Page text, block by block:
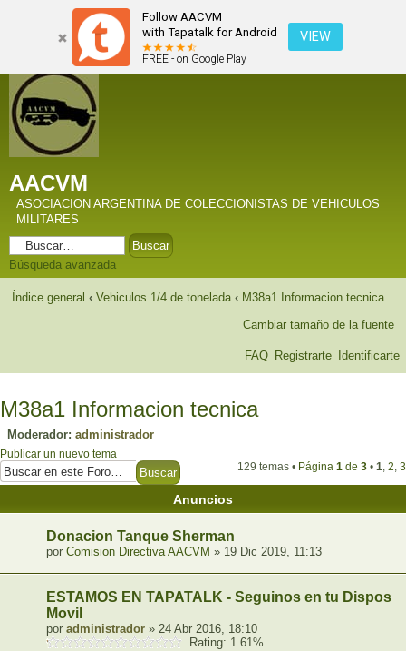
Follow AACVM
with Tapatalk for Android
FREE - on Google Play
VIEW
AACVM
ASOCIACION ARGENTINA DE COLECCIONISTAS DE VEHICULOS
MILITARES
Búsqueda avanzada
Índice general ‹ Vehiculos 1/4 de tonelada ‹ M38a1 Informacion tecnica
Cambiar tamaño de la fuente
FAQ Registrarte Identificarte
M38a1 Informacion tecnica
Moderador: administrador
Publicar un nuevo tema
129 temas • Página 1 de 3 • 1, 2, 3
Anuncios
Donacion Tanque Sherman
por Comision Directiva AACVM » 19 Dic 2019, 11:13
ESTAMOS EN TAPATALK - Seguinos en tu
Movil
por administrador » 24 Abr 2016, 18:10
Rating: 1.61%